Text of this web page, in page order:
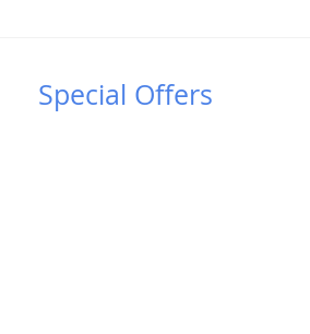
Special Offers